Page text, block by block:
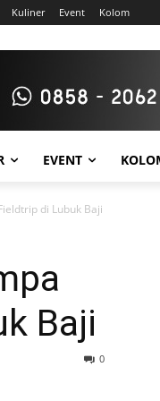
Kuliner Event Kolom
EVENT
di Lubuk Baji
Baji
0